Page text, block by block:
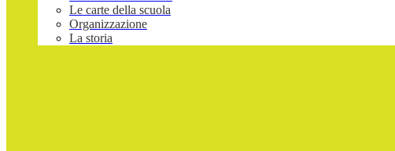
Le carte della scuola
Organizzazione
La storia